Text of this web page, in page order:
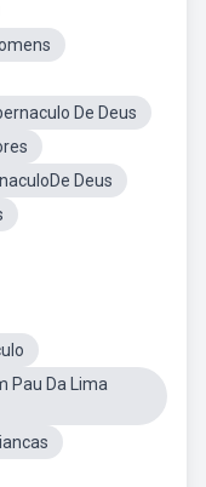
De Deus
Deus
Pau Da Lima